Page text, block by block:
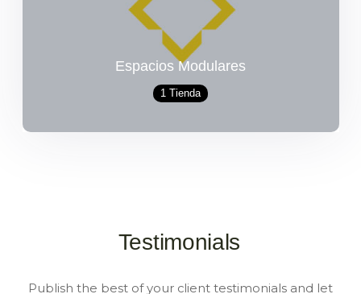
Espacios Modulares
1 Tienda
Testimonials
Publish the best of your client testimonials and let